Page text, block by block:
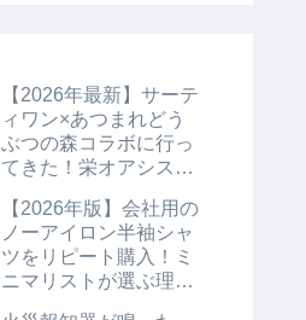
【2026年最新】サーテ
ィワン×あつまれどう
ぶつの森コラボに行っ
てきた！栄オアシス21
満喫♪
【2026年版】会社用の
ノーアイロン半袖シャ
ツをリピート購入！ミ
ニマリストが選ぶ理由